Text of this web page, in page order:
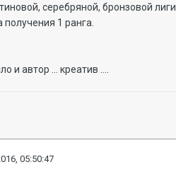
серебряной, бронзовой лиги.
1 ранга.
и автор ... креатив ....
05:50:47